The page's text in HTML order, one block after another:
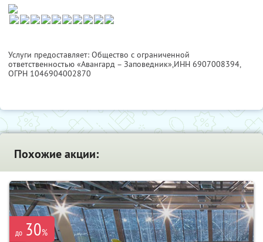
Услуги предоставляет: Общество с ограниченной
ответственностью «Авангард – Заповедник»,ИНН 6907008394,
ОГРН 1046904002870
Похожие акции:
до 30%